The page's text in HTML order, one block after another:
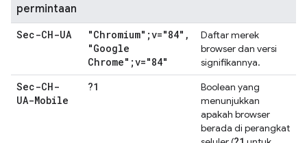
permintaan
Sec-CH-UA "Chromium";v="84" ,
"Google
Chrome";v="84"
Daftar merek
browser dan versi
signifikannya.
Sec-CH-
UA-Mobile
?1
Boolean yang
menunjukkan
apakah browser
berada di perangkat